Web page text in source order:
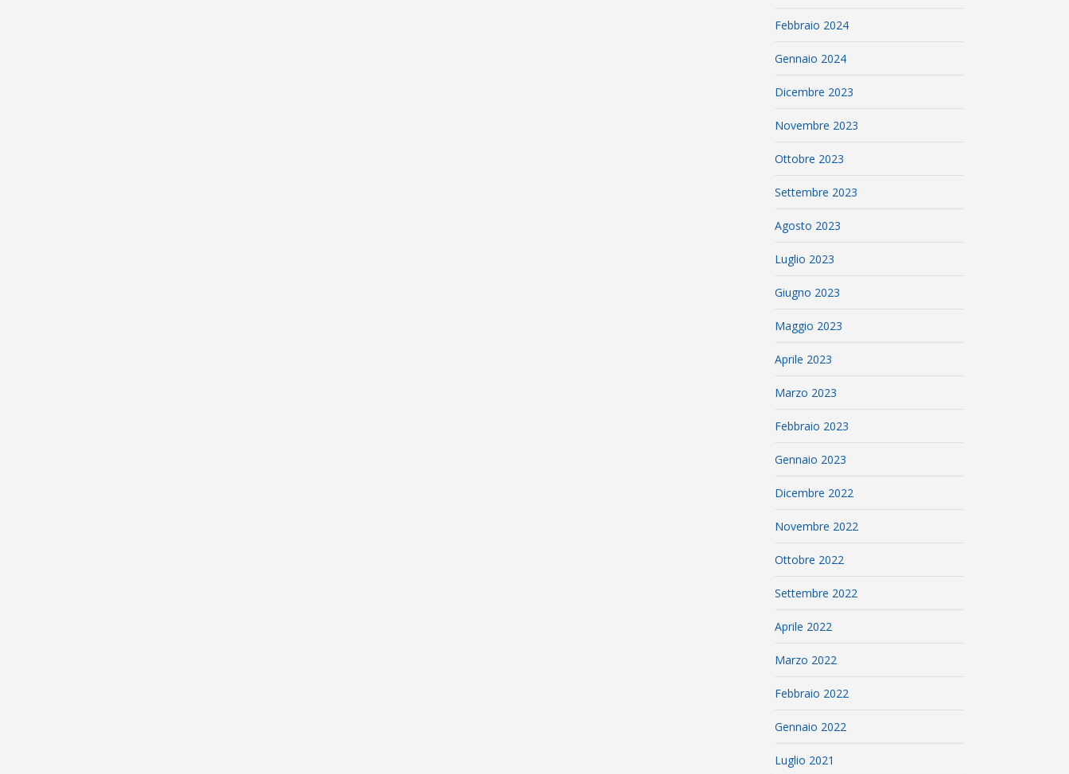
Febbraio 2024
Gennaio 2024
Dicembre 2023
Novembre 2023
Ottobre 2023
Settembre 2023
Agosto 2023
Luglio 2023
Giugno 2023
Maggio 2023
Aprile 2023
Marzo 2023
Febbraio 2023
Gennaio 2023
Dicembre 2022
Novembre 2022
Ottobre 2022
Settembre 2022
Aprile 2022
Marzo 2022
Febbraio 2022
Gennaio 2022
Luglio 2021